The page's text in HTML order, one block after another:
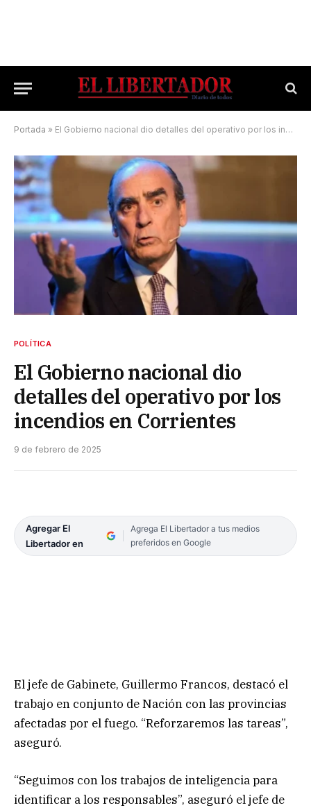
Portada » El Gobierno nacional dio detalles del operativo por los incendios en Corrientes
POLÍTICA
El Gobierno nacional dio
detalles del operativo por los
incendios en Corrientes
9 de febrero de 2025
Agregar El
Libertador en
Agrega El Libertador a tus medios
preferidos en Google
El jefe de Gabinete, Guillermo Francos, destacó el
trabajo en conjunto de Nación con las provincias
afectadas por el fuego. “Reforzaremos las tareas”,
aseguró.
“Seguimos con los trabajos de inteligenciapara
identificar a los responsables”, aseguró el jefe de